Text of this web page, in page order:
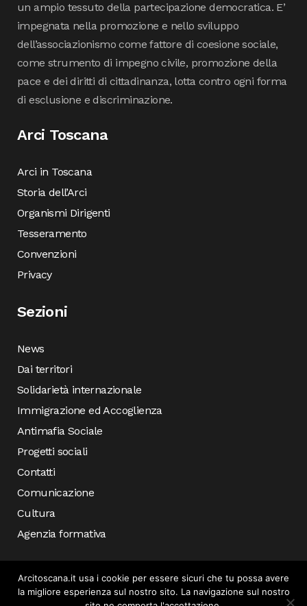
un ampio tessuto della partecipazione democratica. E’
impegnata nella promozione e nello sviluppo
dell’associazionismo come fattore di coesione sociale,
come strumento di impegno civile, promozione della
pace e dei diritti di cittadinanza, lotta contro ogni forma
di esclusione e discriminazione.
Arci Toscana
Arci in Toscana
Storia dell’Arci
Organismi Dirigenti
Tesseramento
Convenzioni
Privacy
Sezioni
News
Dai territori
Solidarietà internazionale
Immigrazione ed Accoglienza
Antimafia Sociale
Progetti sociali
Contatti
Comunicazione
Cultura
Agenzia formativa
Arcitoscana.it usa i cookie per essere sicuri che tu possa avere
la migliore esperienza sul nostro sito. La navigazione sul nostro